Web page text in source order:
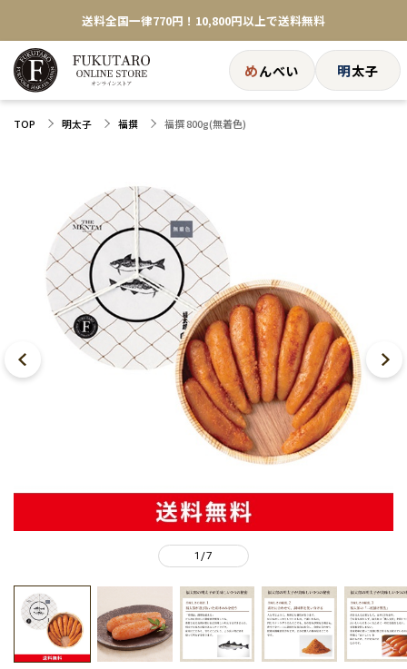
送料全国一律770円！10,800円以上で送料無料
めんべい 明太子
TOP 明太子 福撰 福撰 800g(無着色)
1 /7